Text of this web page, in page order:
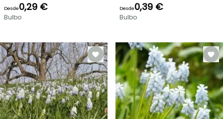
Desde0,29 €
Bulbo
Desde0,39 €
Bulbo